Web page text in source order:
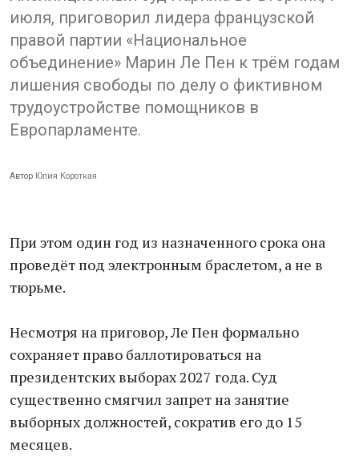
июля, приговорил лидера французской
правой партии «Национальное
объединение» Марин Ле Пен к трём годам
лишения свободы по делу о фиктивном
трудоустройстве помощников в
Европарламенте.
Автор Юлия Короткая
При этом один год из назначенного срока она
проведёт под электронным браслетом, а не в
тюрьме.
Несмотря на приговор, Ле Пен формально
сохраняет право баллотироваться на
президентских выборах 2027 года. Суд
существенно смягчил запрет на занятие
выборных должностей, сократив его до 15
месяцев.